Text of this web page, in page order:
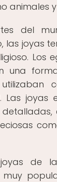
animales
del
las joyas
Los
una
Las joyas
de